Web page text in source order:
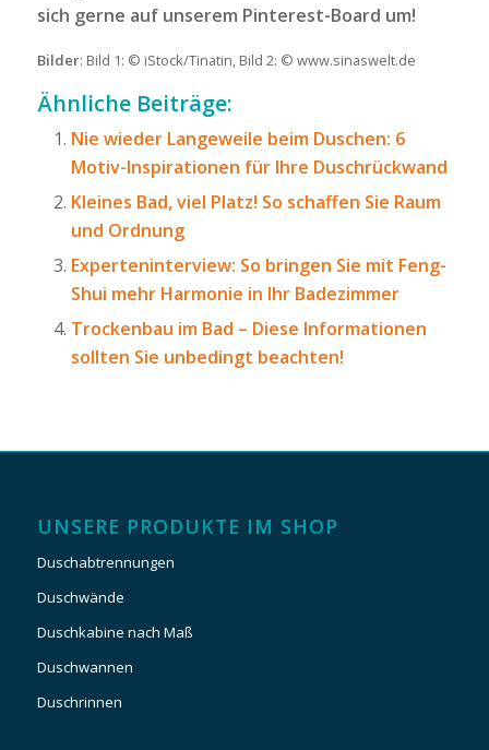
sich gerne auf unserem Pinterest-Board um!
Bilder: Bild 1: © iStock/Tinatin, Bild 2: © www.sinaswelt.de
Ähnliche Beiträge:
Nie wieder Langeweile beim Duschen: 6
Motiv-Inspirationen für Ihre Duschrückwand
Kleines Bad, viel Platz! So schaffen Sie Raum
und Ordnung
Experteninterview: So bringen Sie mit Feng-
Shui mehr Harmonie in Ihr Badezimmer
Trockenbau im Bad – Diese Informationen
sollten Sie unbedingt beachten!
UNSERE PRODUKTE IM SHOP
Duschabtrennungen
Duschwände
Duschkabine nach Maß
Duschwannen
Duschrinnen